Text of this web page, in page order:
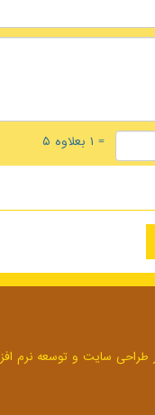
= ۱ بعلاوه ۵